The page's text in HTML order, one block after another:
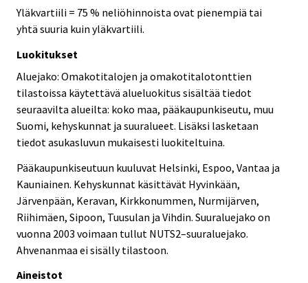
Yläkvartiili = 75 % neliöhinnoista ovat pienempiä tai
yhtä suuria kuin yläkvartiili.
Luokitukset
Aluejako: Omakotitalojen ja omakotitalotonttien
tilastoissa käytettävä alueluokitus sisältää tiedot
seuraavilta alueilta: koko maa, pääkaupunkiseutu, muu
Suomi, kehyskunnat ja suuralueet. Lisäksi lasketaan
tiedot asukasluvun mukaisesti luokiteltuina.
Pääkaupunkiseutuun kuuluvat Helsinki, Espoo, Vantaa ja
Kauniainen. Kehyskunnat käsittävät Hyvinkään,
Järvenpään, Keravan, Kirkkonummen, Nurmijärven,
Riihimäen, Sipoon, Tuusulan ja Vihdin. Suuraluejako on
vuonna 2003 voimaan tullut NUTS2–suuraluejako.
Ahvenanmaa ei sisälly tilastoon.
Aineistot